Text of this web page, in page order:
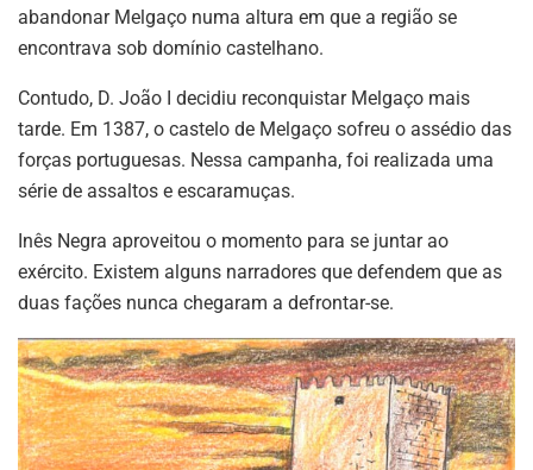
abandonar Melgaço numa altura em que a região se
encontrava sob domínio castelhano.
Contudo, D. João I decidiu reconquistar Melgaço mais
tarde. Em 1387, o castelo de Melgaço sofreu o assédio das
forças portuguesas. Nessa campanha, foi realizada uma
série de assaltos e escaramuças.
Inês Negra aproveitou o momento para se juntar ao
exército. Existem alguns narradores que defendem que as
duas fações nunca chegaram a defrontar-se.